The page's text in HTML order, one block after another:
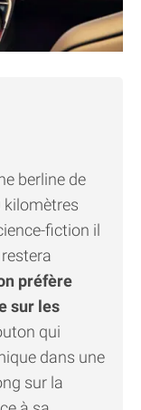
berline de
kilomètres
fiction il
préfère
sur les
qui
dans une
sur la